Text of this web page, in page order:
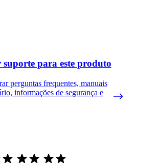
suporte para este produto
perguntas frequentes, manuais
informações de segurança e